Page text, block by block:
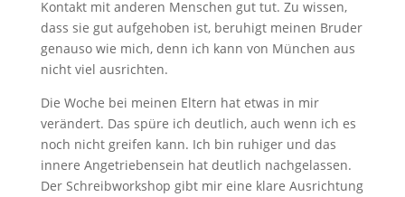
Kontakt mit anderen Menschen gut tut. Zu wissen,
dass sie gut aufgehoben ist, beruhigt meinen Bruder
genauso wie mich, denn ich kann von München aus
nicht viel ausrichten.
Die Woche bei meinen Eltern hat etwas in mir
verändert. Das spüre ich deutlich, auch wenn ich es
noch nicht greifen kann. Ich bin ruhiger und das
innere Angetriebensein hat deutlich nachgelassen.
Der Schreibworkshop gibt mir eine klare Ausrichtung